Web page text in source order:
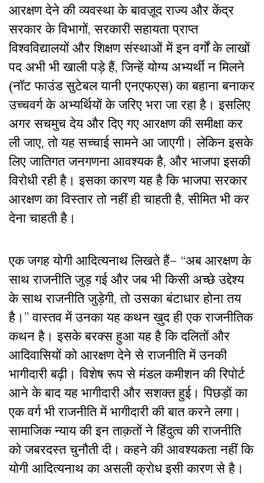
आरक्षण देने की व्यवस्था के बावज़ूद राज्य और केंद्र
सरकार के विभागों, सरकारी सहायता प्राप्त
विश्वविद्यालयों और शिक्षण संस्थाओं में इन वर्गों के लाखों
पद अभी भी खाली पड़े हैं, जिन्हें योग्य अभ्यर्थी न मिलने
(नॉट फाउंड सुटेबल यानी एनएफएस) का बहाना बनाकर
उच्चवर्ग के अभ्यर्थियों के जरिए भरा जा रहा है। इसलिए
अगर सचमुच देय और दिए गए आरक्षण की समीक्षा कर
ली जाए, तो यह सच्चाई सामने आ जाएगी। लेकिन इसके
लिए जातिगत जनगणना आवश्यक है, और भाजपा इसकी
विरोधी रही है। इसका कारण यह है कि भाजपा सरकार
आरक्षण का विस्तार तो नहीं ही चाहती है, सीमित भी कर
देना चाहती है।
एक जगह योगी आदित्यनाथ लिखते हैं– “अब आरक्षण के
साथ राजनीति जुड़ गई और जब भी किसी अच्छे उद्देश्य
के साथ राजनीति जुड़ेगी, तो उसका बंटाधार होना तय
है।” वास्तव में उनका यह कथन ख़ुद ही एक राजनीतिक
कथन है। इसके बरक्स हुआ यह है कि दलितों और
आदिवासियों को आरक्षण देने से राजनीति में उनकी
भागीदारी बढ़ी। विशेष रूप से मंडल कमीशन की रिपोर्ट
आने के बाद यह भागीदारी और सशक्त हुई। पिछड़ों का
एक वर्ग भी राजनीति में भागीदारी की बात करने लगा।
सामाजिक न्याय की इन ताक़तों ने हिंदुत्व की राजनीति
को जबरदस्त चुनौती दी। कहने की आवश्यकता नहीं कि
योगी आदित्यनाथ का असली क्रोध इसी कारण से है।